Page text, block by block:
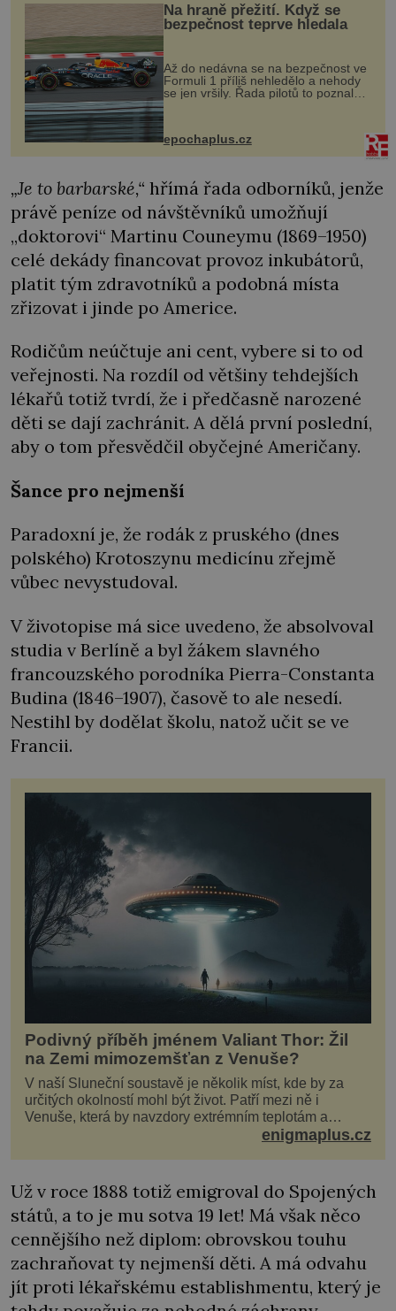
Na hraně přežití. Když se
bezpečnost teprve hledala
Až do nedávna se na bezpečnost ve
Formuli 1 příliš nehledělo a nehody
se jen vršily. Řada pilotů to poznala
na vlastní kůži, často s trvalými
následky nebo bohužel i ztrátou
života. Dnes nepochopiteln...
epochaplus.cz
„Je to barbarské,“ hřímá řada odborníků, jenže
právě peníze od návštěvníků umožňují
„doktorovi“ Martinu Couneymu (1869–1950)
celé dekády financovat provoz inkubátorů,
platit tým zdravotníků a podobná místa
zřizovat i jinde po Americe.
Rodičům neúčtuje ani cent, vybere si to od
veřejnosti. Na rozdíl od většiny tehdejších
lékařů totiž tvrdí, že i předčasně narozené
děti se dají zachránit. A dělá první poslední,
aby o tom přesvědčil obyčejné Američany.
Šance pro nejmenší
Paradoxní je, že rodák z pruského (dnes
polského) Krotoszynu medicínu zřejmě
vůbec nevystudoval.
V životopise má sice uvedeno, že absolvoval
studia v Berlíně a byl žákem slavného
francouzského porodníka Pierra-Constanta
Budina (1846–1907), časově to ale nesedí.
Nestihl by dodělat školu, natož učit se ve
Francii.
Podivný příběh jménem Valiant Thor: Žil
na Zemi mimozemšťan z Venuše?
V naší Sluneční soustavě je několik míst, kde by za
určitých okolností mohl být život. Patří mezi ně i
Venuše, která by navzdory extrémním teplotám a
smrtícímu složení atmosféry teoreticky mohla ukrývat
enigmaplus.cz
Už v roce 1888 totiž emigroval do Spojených
států, a to je mu sotva 19 let! Má však něco
cennějšího než diplom: obrovskou touhu
zachraňovat ty nejmenší děti. A má odvahu
jít proti lékařskému establishmentu, který je